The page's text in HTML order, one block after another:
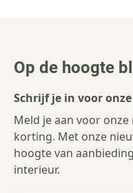
Op de hoogte
Schrijf je in voor
Meld je aan voor
korting. Met onze
hoogte van
interieur.